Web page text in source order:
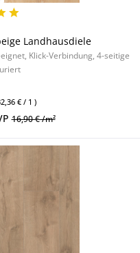
Landhausdiele
Klick-Verbindung, 4-seitige
€ / 1 )
16,90 € /m²